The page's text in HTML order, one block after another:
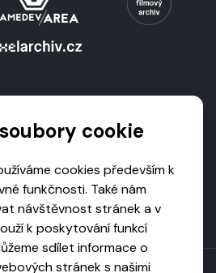
cookie
cookies především k
funkčnosti. Také nám
návštěvnost stránek a v
k poskytování funkcí
sdílet informace o
stránek s našimi